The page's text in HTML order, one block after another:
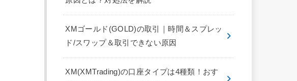
XMゴールド(GOLD)の取引｜時間＆スプレッ
ド/スワップ＆取引できない原因
XM(XMTrading)の口座タイプは4種類！おす